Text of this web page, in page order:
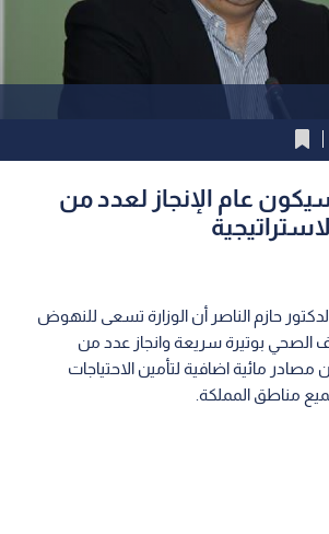
2018 سيكون عام الإنجاز لعدد من
الدكتور حازم الناصر أن الوزارة تسعى للنهوض
الصحي بوتيرة سريعة وانجاز عدد من
مائية اضافية لتأمين الاحتياجات
مناطق المملكة.